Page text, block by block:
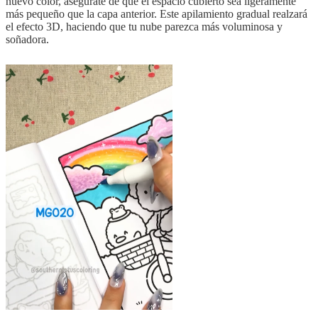
más pequeño que la capa anterior. Este apilamiento gradual realzará
el efecto 3D, haciendo que tu nube parezca más voluminosa y
soñadora.